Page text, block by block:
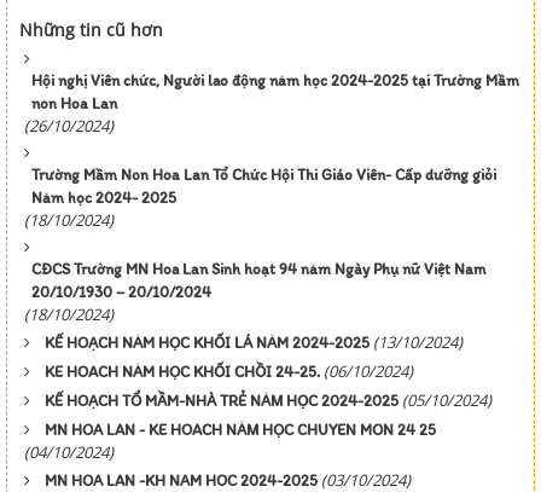
Những tin cũ hơn
Hội nghị Viên chức, Người lao động năm học 2024-2025 tại Trường Mầm
non Hoa Lan
(26/10/2024)
Trường Mầm Non Hoa Lan Tổ Chức Hội Thi Giáo Viên- Cấp dưỡng giỏi
Năm học 2024- 2025
(18/10/2024)
CĐCS Trường MN Hoa Lan Sinh hoạt 94 năm Ngày Phụ nữ Việt Nam
20/10/1930 – 20/10/2024
(18/10/2024)
KẾ HOẠCH NĂM HỌC KHỐI LÁ NĂM 2024-2025 (13/10/2024)
KE HOACH NĂM HỌC KHỐI CHỒI 24-25. (06/10/2024)
KẾ HOẠCH TỔ MẦM-NHÀ TRẺ NĂM HỌC 2024-2025 (05/10/2024)
MN HOA LAN - KE HOACH NĂM HỌC CHUYEN MON 24 25
(04/10/2024)
MN HOA LAN -KH NAM HOC 2024-2025 (03/10/2024)